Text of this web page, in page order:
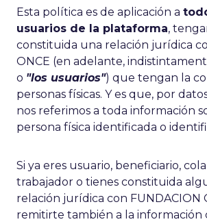
Esta política es de aplicación a
usuarios de la plataforma,
constituida una relación jurídica
ONCE (en adelante,
o "los usuarios") que tengan la
personas físicas. Y es que, por
nos referimos a toda información
persona física identificada o
Si ya eres usuario, beneficiario,
trabajador o tienes constituida
relación jurídica con FUNDACION
remitirte también a la información